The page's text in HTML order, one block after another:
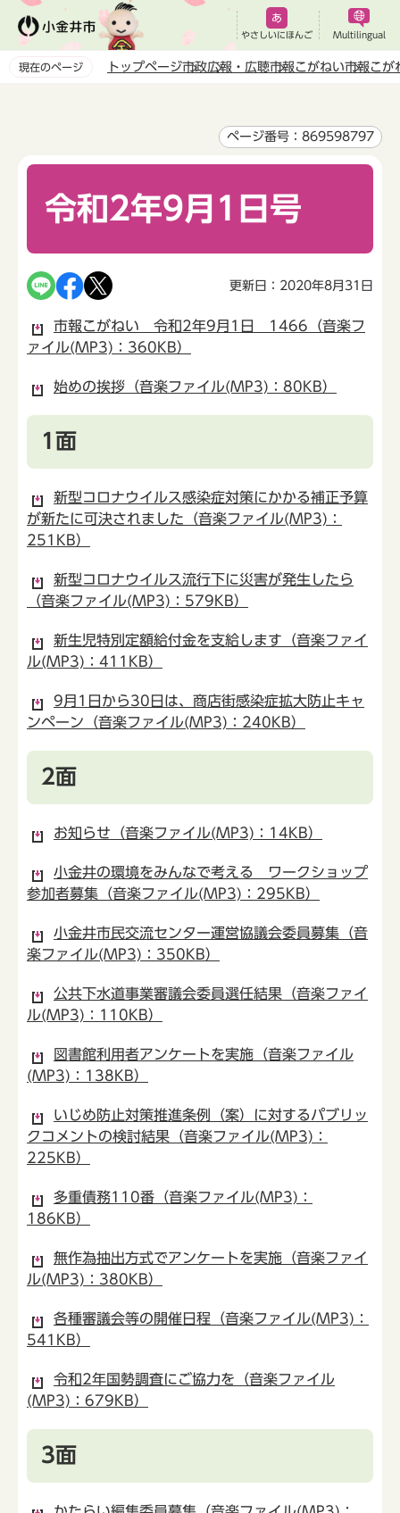
ペ
やさしいにほんご Multilingual
現在のページ トップページ市政広報・広聴市報こがねい市報こが
ページ番号：869598797
令和2年9月1日号
更新日：2020年8月31日
市報こがねい 令和2年9月1日 1466（音楽フ
ァイル(MP3)：360KB）
始めの挨拶（音楽ファイル(MP3)：80KB）
1面
新型コロナウイルス感染症対策にかかる補正予算
が新たに可決されました（音楽ファイル(MP3)：
251KB）
新型コロナウイルス流行下に災害が発生したら
（音楽ファイル(MP3)：579KB）
新生児特別定額給付金を支給します（音楽ファイ
ル(MP3)：411KB）
9月1日から30日は、商店街感染症拡大防止キャ
ンペーン（音楽ファイル(MP3)：240KB）
2面
お知らせ（音楽ファイル(MP3)：14KB）
小金井の環境をみんなで考える ワークショップ
参加者募集（音楽ファイル(MP3)：295KB）
小金井市民交流センター運営協議会委員募集（音
楽ファイル(MP3)：350KB）
公共下水道事業審議会委員選任結果（音楽ファイ
ル(MP3)：110KB）
図書館利用者アンケートを実施（音楽ファイル
(MP3)：138KB）
いじめ防止対策推進条例（案）に対するパブリッ
クコメントの検討結果（音楽ファイル(MP3)：
225KB）
多重債務110番（音楽ファイル(MP3)：
186KB）
無作為抽出方式でアンケートを実施（音楽ファイ
ル(MP3)：380KB）
各種審議会等の開催日程（音楽ファイル(MP3)：
541KB）
令和2年国勢調査にご協力を（音楽ファイル
(MP3)：679KB）
3面